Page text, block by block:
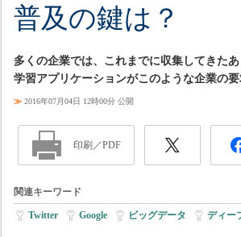
システム運用管理
普及の鍵は？
多くの企業では、これまでに収集してきた
学習アプリケーションがこのような企業の
≫ 2016年07月04日 12時00分 公開
印刷／PDF
関連キーワード
Twitter Google ビッグデータ ディー